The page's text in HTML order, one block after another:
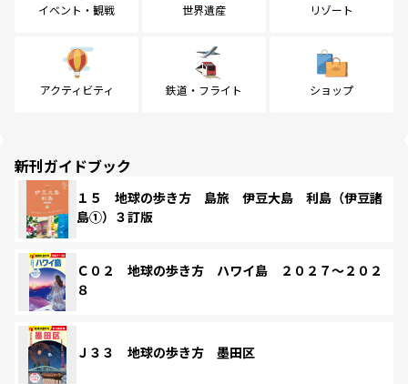
イベント・観戦 世界遺産 リゾート
アクティビティ 鉄道・フライト ショップ
新刊ガイドブック
１５ 地球の歩き方 島旅 伊豆大島 利島（伊豆諸
島①）３訂版
Ｃ０２ 地球の歩き方 ハワイ島 ２０２７～２０２
８
Ｊ３３ 地球の歩き方 墨田区